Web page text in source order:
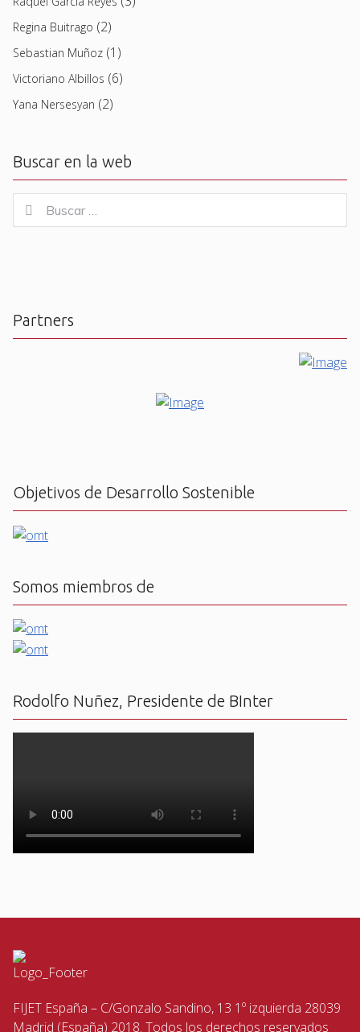
Regina Buitrago (2)
Sebastian Muñoz (1)
Victoriano Albillos (6)
Yana Nersesyan (2)
Buscar en la web
for:
Buscar
Partners
Objetivos de Desarrollo Sostenible
Somos miembros de
Rodolfo Nuñez, Presidente de BInter
FIJET España – C/Gonzalo Sandino, 13 1º izquierda 28039
Madrid (España) 2018. Todos los derechos reservados